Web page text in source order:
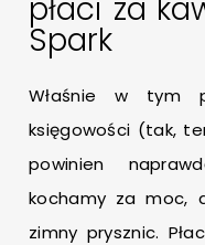
płaci za
Spark
Właśnie w tym
księgowości (tak,
powinien
kochamy za moc,
zimny prysznic.